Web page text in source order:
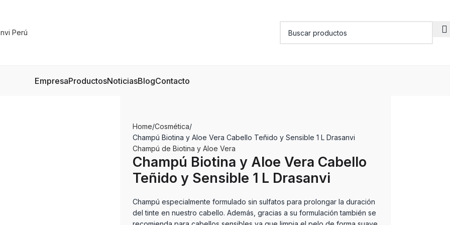
EmpresaProductosNoticiasBlogContacto
Home Cosmética
Champú Biotina y Aloe Vera Cabello Teñido y Sensible 1 L Drasanvi
Champú de Biotina y Aloe Vera
Champú Biotina y Aloe Vera Cabello
Teñido y Sensible 1 L Drasanvi
Champú especialmente formulado sin sulfatos para prolongar la duración
del tinte en nuestro cabello. Además, gracias a su formulación también se